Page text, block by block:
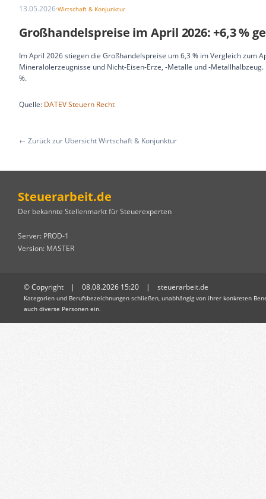
13.05.2026·Wirtschaft & Konjunktur
Großhandelspreise im April 2026: +6,3 %
Im April 2026 stiegen die Großhandelspreise um 6,3 % im Vergleich zum
Mineralölerzeugnisse und Nicht-Eisen-Erze, -Metalle und -
%.
Quelle: DATEV Steuern Recht
← Zurück zur Übersicht Wirtschaft & Konjunktur
Steuerarbeit.de
Der bekannte Stellenmarkt für Steuerexperten
Server: PROD-1
Version: MASTER
© Copyright | 08.08.2026 15:20 | steuerarbeit.de
Kategorien und Berufsbezeichnungen schließen, unabhängig von ihrer konkreten
auch diverse Personen ein.